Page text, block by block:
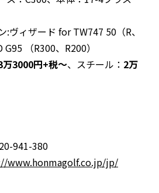
ヴィザード for TW747 50（R、
（R300、R200）
万3000円+税～、スチール： 2万
941-380
www.honmagolf.co.jp/jp/